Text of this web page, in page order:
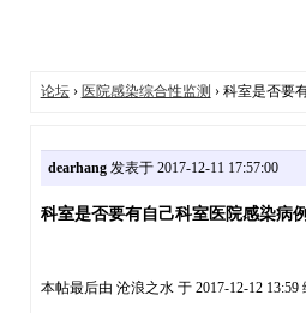
论坛› 医院感染综合性监测 › 科室是否要
dearhang发表于 2017-12-11 17:57:00
科室是否要有自己科室医院感染病
本帖最后由 沧浪之水 于 2017-12-12 13:59